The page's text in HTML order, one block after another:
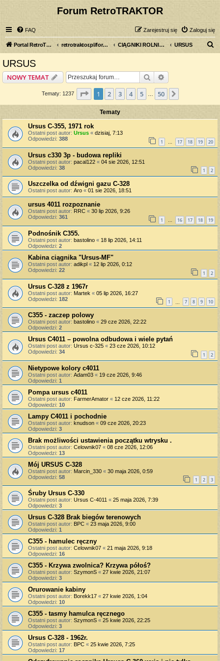
Forum RetroTRAKTOR
FAQ Zaloguj się
Zarejestruj się
Portal RetroTRAKTOR.pl retrotraktor.pl/forum CIĄGNIKI ROLNICZE URSUS
URSUS
NOWY TEMAT Szukaj
Tematy: 1237 Strona1 z50
1 2 3 4 5 50
Tematy
Ursus C-355, 1971 rok
Ostatni post autor: Ursus « dzisiaj, 7:13
Odpowiedzi: 388 1 … 17 18 19 20
Ursus c330 3p - budowa repliki
Ostatni post autor: pacal122 « 04 sie 2026, 12:51
Odpowiedzi: 38 1 2
Uszczelka od dźwigni gazu C-328
Ostatni post autor: Aro « 01 sie 2026, 18:51
ursus 4011 rozpoznanie
Ostatni post autor: RRC « 30 lip 2026, 9:26
Odpowiedzi: 361 1 … 16 17 18 19
Podnośnik C355.
Ostatni post autor: bastolino « 18 lip 2026, 14:11
Odpowiedzi: 2
Kabina ciągnika "Ursus-MF"
Ostatni post autor: adikpl « 12 lip 2026, 0:12
Odpowiedzi: 22 1 2
Ursus C-328 z 1967r
Ostatni post autor: Martek « 05 lip 2026, 16:27
Odpowiedzi: 182 1 7 8 9 10
C355 - zaczep polowy
Ostatni post autor: bastolino « 29 cze 2026, 22:22
Odpowiedzi: 2
Ursus C4011 – powolna odbudowa i wiele pytań
Ostatni post autor: Ursus c-325 « 23 cze 2026, 10:12
Odpowiedzi: 34 1 2
Nietypowe kolory c4011
Ostatni post autor: Adam03 « 19 cze 2026, 9:46
Odpowiedzi: 1
Pompa ursus c4011
Ostatni post autor: FarmerAmator « 12 cze 2026, 11:22
Odpowiedzi: 10
Lampy C4011 i pochodnie
Ostatni post autor: knudson « 09 cze 2026, 20:23
Odpowiedzi: 3
Brak możliwości ustawienia początku wtrysku .
Ostatni post autor: Celownik07 « 08 cze 2026, 12:06
Odpowiedzi: 13
Mój URSUS C-328
Ostatni post autor: Marcin_330 « 30 maja 2026, 0:59
Odpowiedzi: 58 1 2 3
Śruby Ursus C-330
Ostatni post autor: Ursus C-4011 « 25 maja 2026, 7:39
Odpowiedzi: 3
Ursus C-328 Brak biegów terenowych
Ostatni post autor: BPC « 23 maja 2026, 9:00
Odpowiedzi: 1
C355 - hamulec ręczny
Ostatni post autor: Celownik07 « 21 maja 2026, 9:18
Odpowiedzi: 16
C355 - Krzywa zwolnica? Krzywa półoś?
Ostatni post autor: SzymonS « 27 kwie 2026, 21:07
Odpowiedzi: 3
Orurowanie kabiny
Ostatni post autor: Borekk17 « 27 kwie 2026, 1:04
Odpowiedzi: 10
C355 - tasmy hamulca ręcznego
Ostatni post autor: SzymonS « 25 kwie 2026, 22:25
Odpowiedzi: 3
Ursus C-328 - 1962r.
Ostatni post autor: BPC « 25 kwie 2026, 7:25
Odpowiedzi: 17